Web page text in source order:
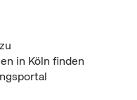
in Köln finden